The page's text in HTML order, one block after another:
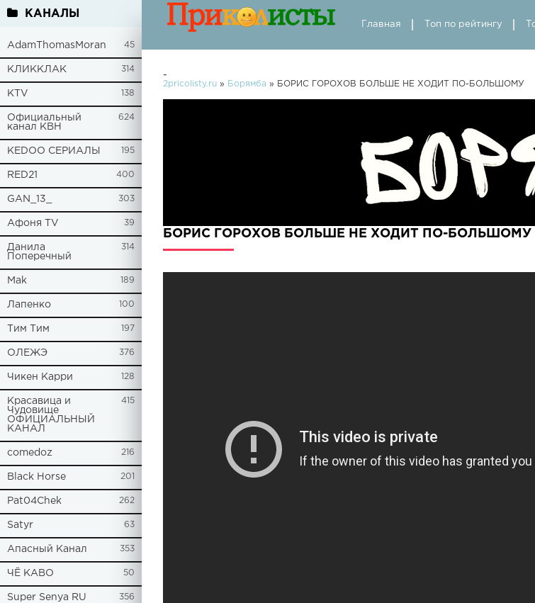
КАНАЛЫ
AdamThomasMoran 45
КЛИККЛАК 314
KTV 138
Официальный
канал КВН
624
KEDOO СЕРИАЛЫ 195
RED21 400
GAN_13_ 303
Афоня TV 39
Данила
Поперечный
314
Mak 189
Лапенко 100
Tим Тим 197
ОЛЕЖЭ 376
Чикен Карри 128
Красавица и
Чудовище
ОФИЦИАЛЬНЫЙ
КАНАЛ
415
comedoz 216
Black Horse 201
Pat04Chek 262
Satyr 63
Апасный Канал 353
ЧЁ КАВО 50
Super Senya RU 356
Главная Топ по рейтингу
-
2pricolisty.ru » Борямба » БОРИС ГОРОХОВ БОЛЬШЕ НЕ ХОДИТ ПО-БОЛЬШОМУ
БОРИС ГОРОХОВ БОЛЬШЕ НЕ ХОДИТ ПО-БОЛЬШОМУ